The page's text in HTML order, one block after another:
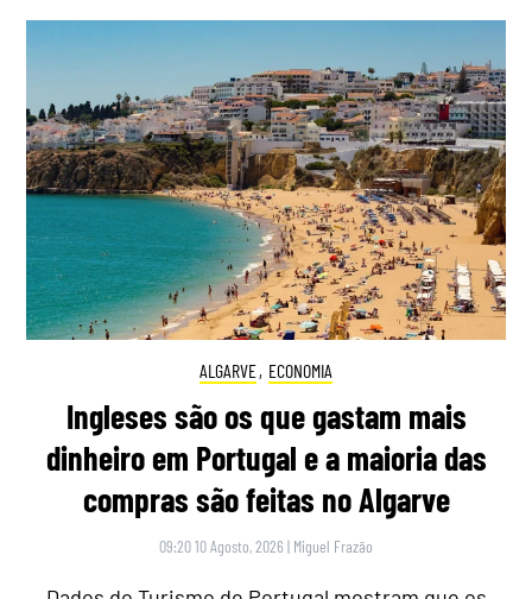
ALGARVE, ECONOMIA
Ingleses são os que gastam mais
dinheiro em Portugal e a maioria das
compras são feitas no Algarve
09:20 10 Agosto, 2026 | Miguel Frazão